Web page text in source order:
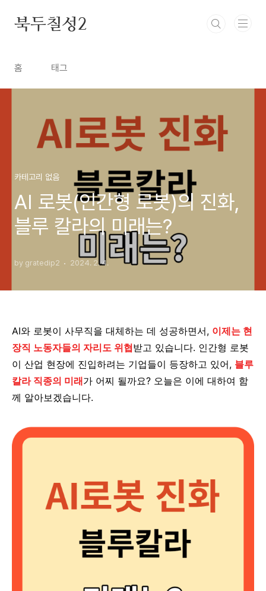
북두칠성2
홈 태그
카테고리 없음
AI 로봇(인간형 로봇)의 진화,
블루 칼라의 미래는?
by gratedip2 2024. 2. 4.
AI와 로봇이 사무직을 대체하는 데 성공하면서, 이제는 현
장직 노동자들의 자리도 위협받고 있습니다. 인간형 로봇
이 산업 현장에 진입하려는 기업들이 등장하고 있어, 블루
칼라 직종의 미래가 어찌 될까요? 오늘은 이에 대하여 함
께 알아보겠습니다.